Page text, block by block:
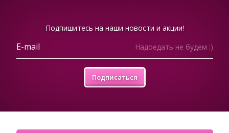
Подпишитесь на наши новости и акции!
Надоедать не будем :)
Подписаться